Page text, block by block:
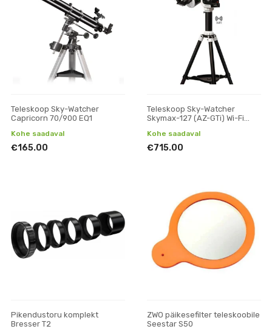
Teleskoop Sky-Watcher
Capricorn 70/900 EQ1
Kohe saadaval
€165.00
Teleskoop Sky-Watcher
Skymax-127 (AZ-GTi) Wi-Fi
Kohe saadaval
€715.00
Pikendustoru komplekt
Bresser T2
ZWO päikesefilter teleskoobile
Seestar S50